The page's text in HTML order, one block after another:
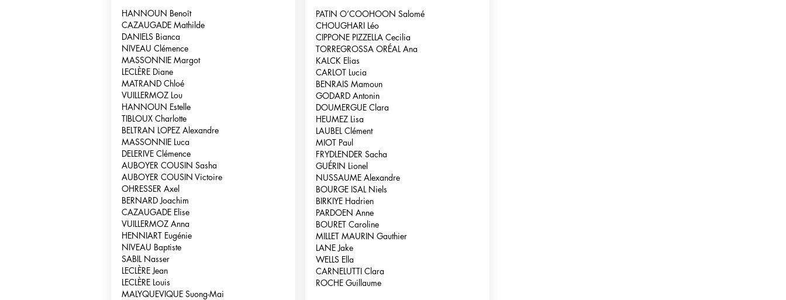
HANNOUN Benoît
CAZAUGADE Mathilde
DANIELS Bianca
NIVEAU Clémence
MASSONNIE Margot
LECLÈRE Diane
MATRAND Chloé
VUILLERMOZ Lou
HANNOUN Estelle
TIBLOUX Charlotte
BELTRAN LOPEZ Alexandre
MASSONNIE Luca
DELERIVE Clémence
AUBOYER COUSIN Sasha
AUBOYER COUSIN Victoire
OHRESSER Axel
BERNARD Joachim
CAZAUGADE Elise
VUILLERMOZ Anna
HENNIART Eugénie
NIVEAU Baptiste
SABIL Nasser
LECLÈRE Jean
LECLÈRE Louis
MALYQUEVIQUE Suong-Mai
PATIN O’COOHOON Salomé
CHOUGHARI Léo
CIPPONE PIZZELLA Cecilia
TORREGROSSA ORÉAL Ana
KALCK Elias
CARLOT Lucia
BENRAIS Mamoun
GODARD Antonin
DOUMERGUE Clara
HEUMEZ Lisa
LAUBEL Clément
MIOT Paul
FRYDLENDER Sacha
GUÉRIN Lionel
NUSSAUME Alexandre
BOURGE ISAL Niels
BIRKIYE Hadrien
PARDOEN Anne
BOURET Caroline
MILLET MAURIN Gauthier
LANE Jake
WELLS Ella
CARNELUTTI Clara
ROCHE Guillaume